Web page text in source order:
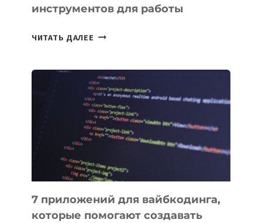
инструментов для работы
ЧИТАТЬ ДАЛЕЕ ТАСК-
ПОЛЕЗНЫХ
ИНСТРУМЕНТОВ
ДЛЯ
РАБОТЫ
7 приложений для вайбкодинга,
которые помогают создавать